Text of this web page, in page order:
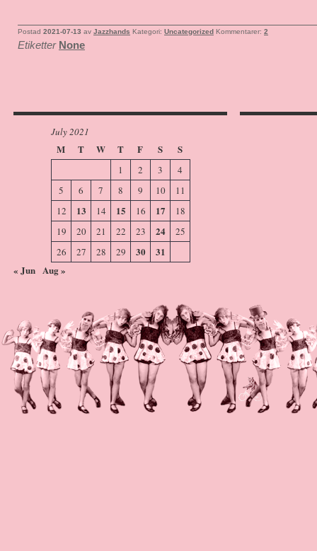
Postad 2021-07-13 av Jazzhands Kategori: Uncategorized Kommentarer: 2
Etiketter None
July 2021
M T W T F S S
1 2 3
4
5
6 7 8 9 10
11
12
13 14 15 16 17
18
19
20 21 22 23 24
25
26
27 28 29 30
31
« Jun Aug »